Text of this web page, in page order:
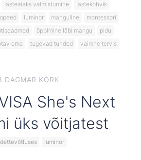
lasteaiaks valmistumine
lastekohvik
luminor mänguline
montessori
õppimine läbi mängu
pidu
ema tugevad tunded
vaimne tervis
DAGMAR KORK
She's Next
üks võitjatest
luminor